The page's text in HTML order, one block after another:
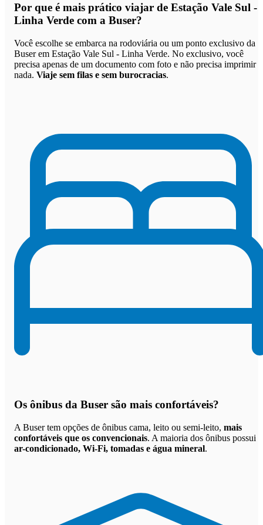
Por que é mais prático viajar de Estação Vale Sul -
Linha Verde com a Buser?
Você escolhe se embarca na rodoviária ou um ponto exclusivo da
Buser em Estação Vale Sul - Linha Verde. No exclusivo, você
precisa apenas de um documento com foto e não precisa imprimir
nada. Viaje sem filas e sem burocracias.
Os ônibus da Buser são mais confortáveis?
A Buser tem opções de ônibus cama, leito ou semi-leito, mais
confortáveis que os convencionais. A maioria dos ônibus possui
ar-condicionado, Wi-Fi, tomadas e água mineral.